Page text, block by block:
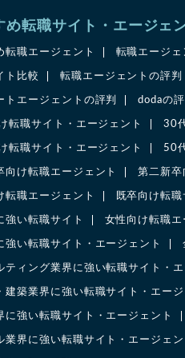
め転職サイト・エージェ
転職エージェント 転職エージ
ト比較 転職エージェントの評判
トエージェントの評判 dodaの評
転職サイト・エージェント 30
転職サイト・エージェント 50
向け転職エージェント 第二新卒
転職エージェント 既卒向け転職
強い転職サイト 女性向け転職エ
強い転職サイト・エージェント
ティング業界に強い転職サイト・エ
建築業界に強い転職サイト・エージ
に強い転職サイト・エージェント
業界に強い転職サイト・エージェン